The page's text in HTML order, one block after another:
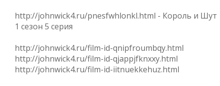
http://johnwick4.ru/pnesfwhlonkl.html - Король и Шут
1 сезон 5 серия
http://johnwick4.ru/film-id-qnipfroumbqy.html
http://johnwick4.ru/film-id-qjappjfknxxy.html
http://johnwick4.ru/film-id-iitnuekkehuz.html